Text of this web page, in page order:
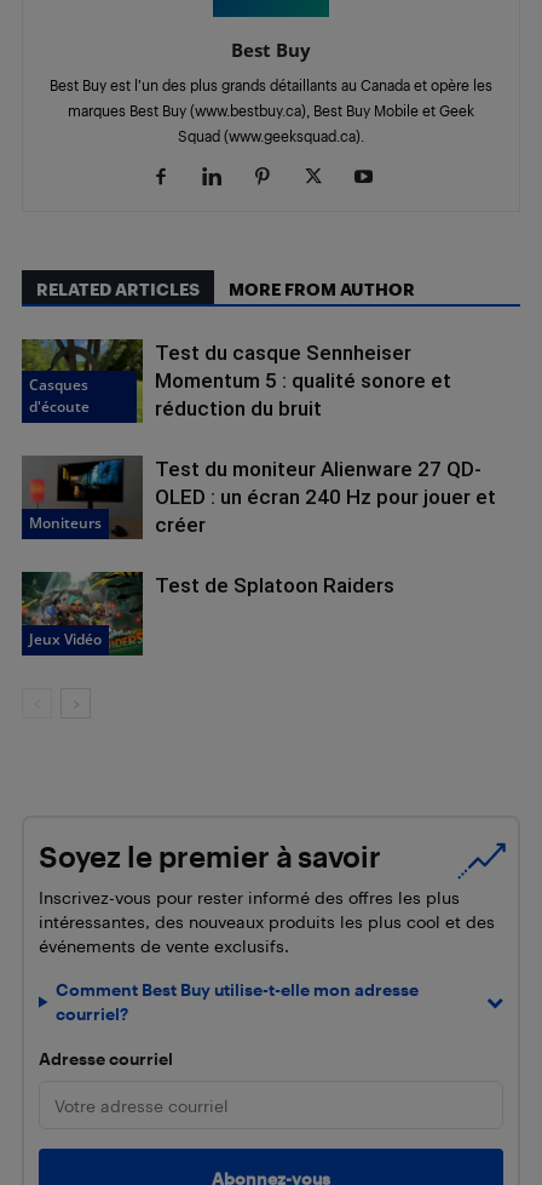
Best Buy
Best Buy est l’un des plus grands détaillants au Canada et opère les
marques Best Buy (www.bestbuy.ca), Best Buy Mobile et Geek
Squad (www.geeksquad.ca).
RELATED ARTICLES MORE FROM AUTHOR
Casques
d'écoute
Test du casque Sennheiser
Momentum 5 : qualité sonore et
réduction du bruit
Moniteurs
Test du moniteur Alienware 27 QD-
OLED : un écran 240 Hz pour jouer et
créer
Jeux Vidéo
Test de Splatoon Raiders
Soyez le premier à savoir
Inscrivez-vous pour rester informé des offres les plus
intéressantes, des nouveaux produits les plus cool et des
événements de vente exclusifs.
Comment Best Buy utilise-t-elle mon adresse
courriel?
Adresse courriel